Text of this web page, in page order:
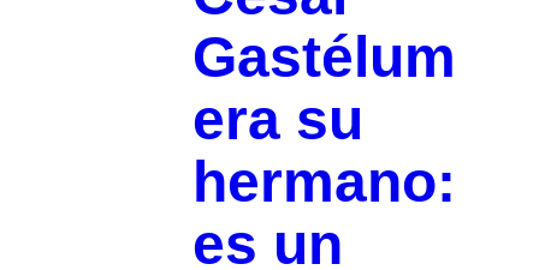
Gastélum
era su
hermano:
es un